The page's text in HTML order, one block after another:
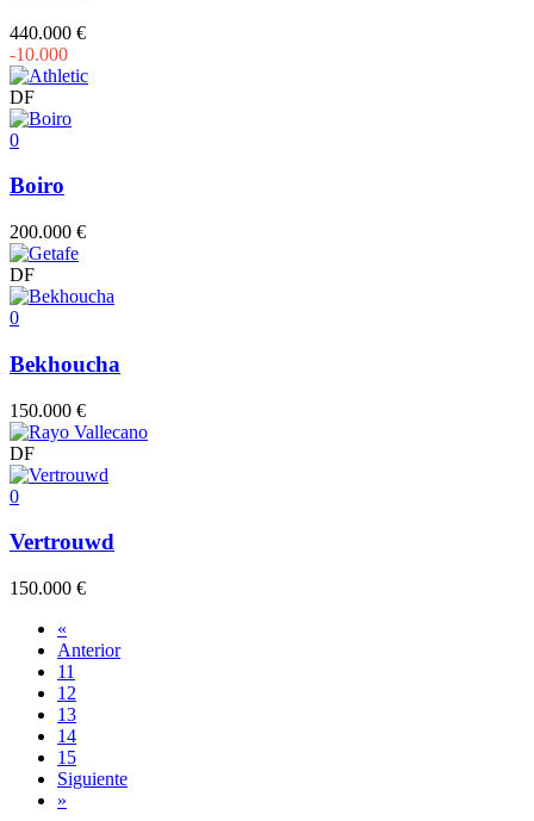
440.000 €
-10.000
DF
0
Boiro
200.000 €
DF
0
Bekhoucha
150.000 €
DF
0
Vertrouwd
150.000 €
«
Anterior
11
12
13
14
15
Siguiente
»